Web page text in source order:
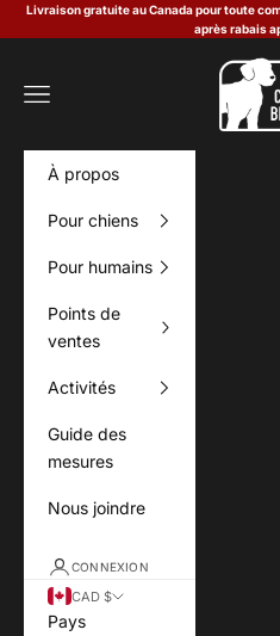
Passer au contenu
Livraison gratuite au Canada pour toute
après rabais
Le
Menu
À propos
Pour chiens
Pour humains
Points de
ventes
Activités
Guide des
mesures
Nous joindre
CONNEXION
CAD $
Pays